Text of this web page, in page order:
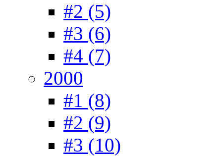
#2 (5)
#3 (6)
#4 (7)
2000
#1 (8)
#2 (9)
#3 (10)